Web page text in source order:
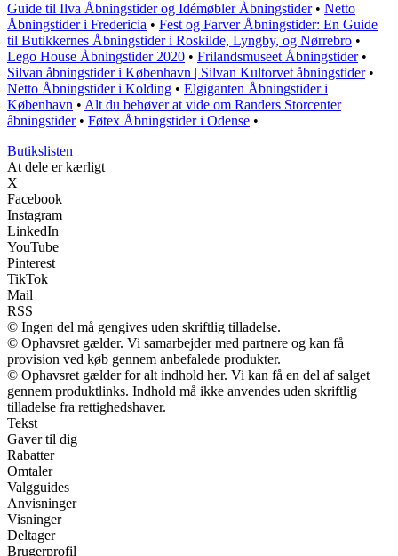
Guide til Ilva Åbningstider og Idémøbler Åbningstider• Netto
Åbningstider i Fredericia • Fest og Farver Åbningstider: En Guide
til Butikkernes Åbningstider i Roskilde, Lyngby, og Nørrebro •
Lego House Åbningstider 2020 • Frilandsmuseet Åbningstider•
Silvan åbningstider i København | Silvan Kultorvet åbningstider•
Netto Åbningstider i Kolding • Elgiganten Åbningstider i
København • Alt du behøver at vide om Randers Storcenter
åbningstider• Føtex Åbningstider i Odense •
Butikslisten
At dele er kærligt
X
Facebook
Instagram
LinkedIn
YouTube
Pinterest
TikTok
Mail
RSS
© Ingen del må gengives uden skriftlig tilladelse.
© Ophavsret gælder. Vi samarbejder med partnere og kan få
provision ved køb gennem anbefalede produkter.
© Ophavsret gælder for alt indhold her. Vi kan få en del af salget
gennem produktlinks. Indhold må ikke anvendes uden skriftlig
tilladelse fra rettighedshaver.
Tekst
Gaver til dig
Rabatter
Omtaler
Valgguides
Anvisninger
Visninger
Deltager
Brugerprofil